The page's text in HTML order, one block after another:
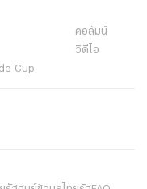
คอลัมน์
วิดีโอ
Cup